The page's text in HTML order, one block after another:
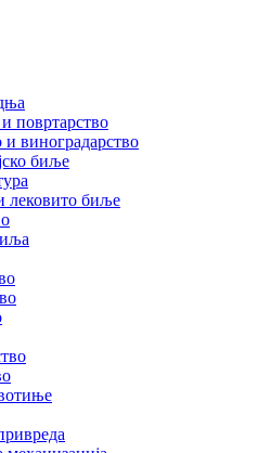
повртарство
и виноградарство
биље
лековито биље